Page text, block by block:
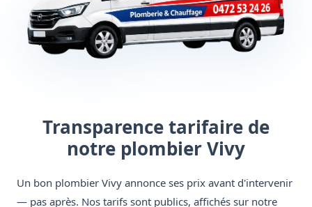
Transparence tarifaire de
notre plombier Vivy
Un bon plombier Vivy annonce ses prix avant d'intervenir
— pas après. Nos tarifs sont publics, affichés sur notre